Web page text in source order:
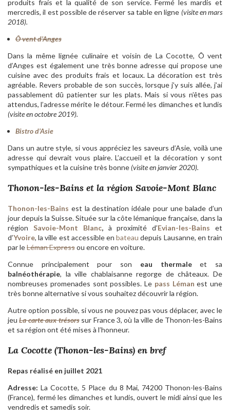
produits frais et la qualité de son service. Fermé les mardis et
mercredis, il est possible de réserver sa table en ligne (visite en mars
2018).
Ô vent d’Anges
Dans la même lignée culinaire et voisin de La Cocotte, Ô vent
d’Anges est également une très bonne adresse qui propose une
cuisine avec des produits frais et locaux. La décoration est très
agréable. Revers probable de son succès, lorsque j’y suis allée, j’ai
passablement dû patienter sur les plats. Mais si vous n’êtes pas
attendus, l’adresse mérite le détour. Fermé les dimanches et lundis
(visite en octobre 2019).
Bistro d’Asie
Dans un autre style, si vous appréciez les saveurs d’Asie, voilà une
adresse qui devrait vous plaire. L’accueil et la décoration y sont
sympathiques et la cuisine très bonne(visite en janvier 2020).
Thonon-les-Bains et la région Savoie-Mont Blanc
Thonon-les-Bains est la destination idéale pour une balade d’un
jour depuis la Suisse. Située sur la côte lémanique française, dans la
région Savoie-Mont Blanc,à proximité d’Evian-les-Bains et
d’Yvoire, la ville est accessible enbateau depuis Lausanne, en train
par leLéman Expressou encore en voiture.
Connue principalement pour son eau thermaleet sa
balnéothérapie, la ville chablaisanne regorge de châteaux. De
nombreuses promenades sont possibles. Le pass Léman est une
très bonne alternative si vous souhaitez découvrir la région.
Autre option possible, si vous ne pouvez pas vous déplacer, avec le
jeuLa carte aux trésorssur France 3, où la ville de Thonon-les-Bains
et sa région ont été mises à l’honneur.
La Cocotte (Thonon-les-Bains) en bref
Repas réalisé en juillet 2021
Adresse:La Cocotte, 5 Place du 8 Mai, 74200 Thonon-les-Bains
(France), fermé les dimanches et lundis, ouvert le midi ainsi que les
vendredis et samedis soir.